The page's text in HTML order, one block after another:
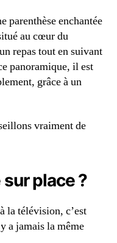
parenthèse enchantée
au cœur du
repas tout en suivant
panoramique, il est
grâce à un
vraiment de
place ?
la télévision, c’est
a jamais la même